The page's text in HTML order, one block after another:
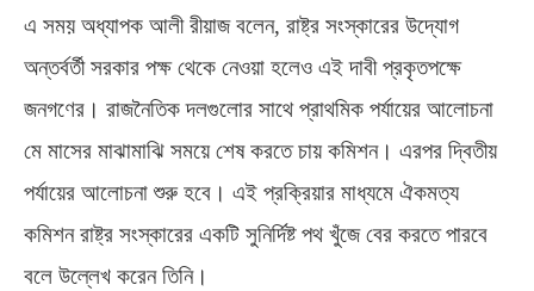
এ সময় অধ্যাপক আলী রীয়াজ বলেন, রাষ্ট্র সংস্কারের উদ্যোগ
অন্তর্বর্তী সরকার পক্ষ থেকে নেওয়া হলেও এই দাবী প্রকৃতপক্ষে
জনগণের। রাজনৈতিক দলগুলোর সাথে প্রাথমিক পর্যায়ের আলোচনা
মে মাসের মাঝামাঝি সময়ে শেষ করতে চায় কমিশন। এরপর দ্বিতীয়
পর্যায়ের আলোচনা শুরু হবে। এই প্রক্রিয়ার মাধ্যমে ঐকমত্য
কমিশন রাষ্ট্র সংস্কারের একটি সুনির্দিষ্ট পথ খুঁজে বের করতে পারবে
বলে উল্লেখ করেন তিনি।